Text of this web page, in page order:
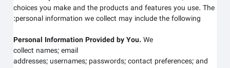
choices you make and the products and features you use. The
personal information we collect may include the following:
Personal Information Provided by You.We
collectnames;email
addresses;usernames;passwords;contact preferences;and